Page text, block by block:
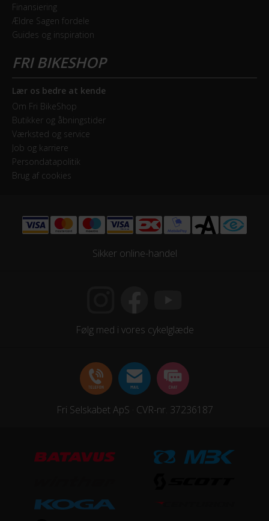
GEAR
Shimano RD-TX800 Tourney, 8 Speed
Drivlinje
Kædetræk
Geargruppe
Shimano Tourney
Kassette
SunRace CSM55, 8 Speed / 11-34T
Samlet antal gear
Shimano SL-RS45-8R, Revo Shifter
Dæk
Finansiering
Ældre Sagen fordele
Guides og inspiration
Lær os bedre at kende
Om Fri BikeShop
Butikker og åbningstider
Værksted og service
Job og karriere
Persondatapolitik
Brug af cookies
Sikker online-handel
Følg med i vores cykelglæde
Fri Selskabet ApS · CVR-nr. 37236187